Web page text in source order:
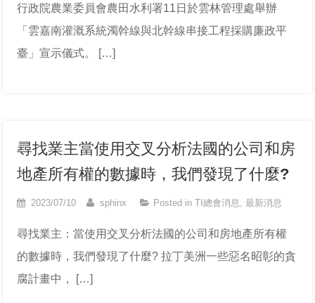
行政院農業委員會農田水利署11日於雲林管理處舉辦
「雲嘉南灌溉系統濁幹線與北幹線串接工程採購廉政平
臺」宣示儀式。 […]
尋找業主當使用交叉分析法國的公司和房
地產所有權的數據時，我們發現了什麼?
2023/07/10 sphinx Posted inTI總會消息,最新消息
尋找業主：當使用交叉分析法國的公司和房地產所有權
的數據時，我們發現了什麼? 拉丁美洲一些惡名昭彰的貪
腐計畫中， […]